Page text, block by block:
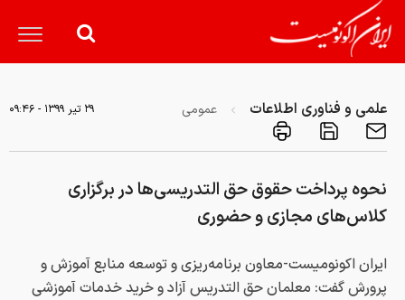
علمی و فناوری اطلاعات عمومی ۲۹ تير ۱۳۹۹ - ۰۹:۴۶
نحوه پرداخت حقوق حق التدریسی‌ها در برگزاری
کلاس‌های مجازی و حضوری
ایران اکونومیست-معاون برنامه‌ریزی و توسعه منابع آموزش و
پرورش گفت: معلمان حق التدریس آزاد و خرید خدمات آموزشی